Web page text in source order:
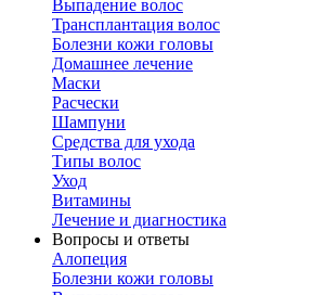
Выпадение волос
Трансплантация волос
Болезни кожи головы
Домашнее лечение
Маски
Расчески
Шампуни
Средства для ухода
Типы волос
Уход
Витамины
Лечение и диагностика
Вопросы и ответы
Алопеция
Болезни кожи головы